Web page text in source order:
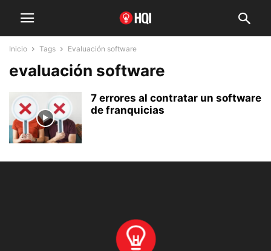
Inicio Tags Evaluación software
evaluación software
7 errores al contratar un software
de franquicias